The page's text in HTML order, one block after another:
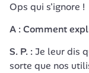
Ops qui s'ignore !
A : Comment
S. P. : Je leur dis
sorte que nos